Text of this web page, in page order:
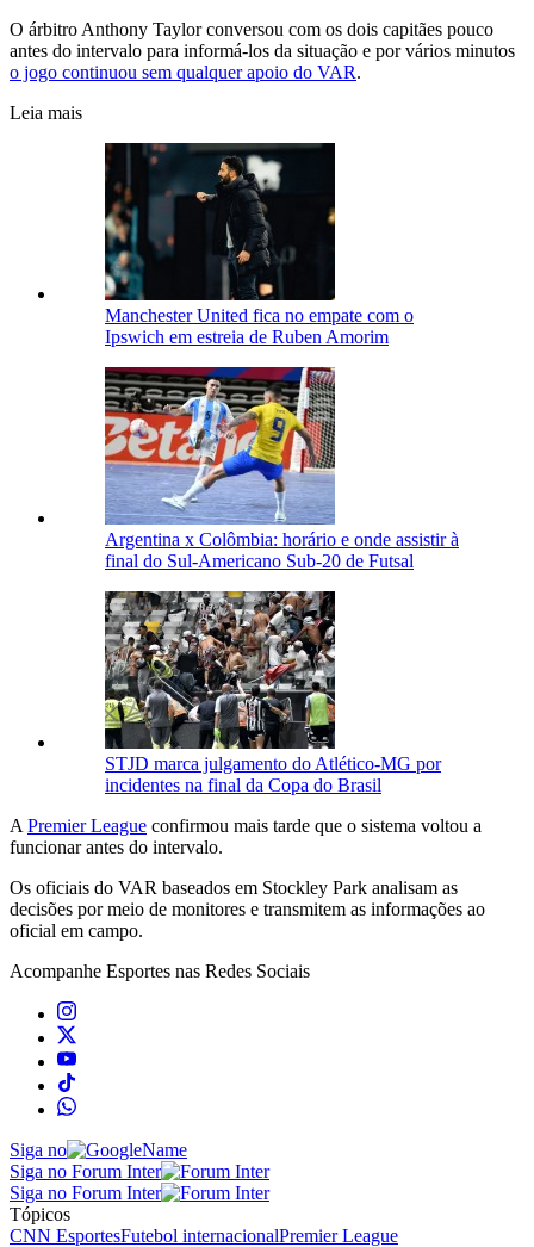
O árbitro Anthony Taylor conversou com os dois capitães pouco
antes do intervalo para informá-los da situação e por vários minutos
o jogo continuou sem qualquer apoio do VAR.
Leia mais
Manchester United fica no empate com o
Ipswich em estreia de Ruben Amorim
Argentina x Colômbia: horário e onde assistir à
final do Sul-Americano Sub-20 de Futsal
STJD marca julgamento do Atlético-MG por
incidentes na final da Copa do Brasil
A Premier League confirmou mais tarde que o sistema voltou a
funcionar antes do intervalo.
Os oficiais do VAR baseados em Stockley Park analisam as
decisões por meio de monitores e transmitem as informações ao
oficial em campo.
Acompanhe Esportes nas Redes Sociais
Siga no
Siga no Forum Inter
Siga no Forum Inter
Tópicos
CNN EsportesFutebol internacionalPremier League